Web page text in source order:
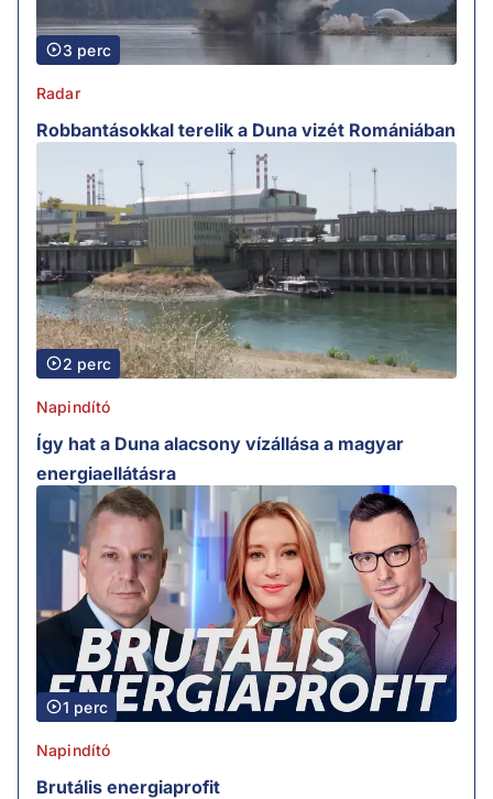
3 perc
Radar
Robbantásokkal terelik a Duna vizét Romániában
2 perc
Napindító
Így hat a Duna alacsony vízállása a magyar
energiaellátásra
1 perc
Napindító
Brutális energiaprofit